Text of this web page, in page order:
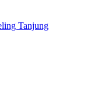
Tanjung